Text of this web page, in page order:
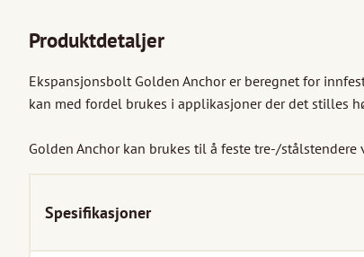
Produktdetaljer
Ekspansjonsbolt Golden Anchor er beregnet for
kan med fordel brukes i applikasjoner der det stilles
Golden Anchor kan brukes til å feste tre-/stålstendere
Spesifikasjoner